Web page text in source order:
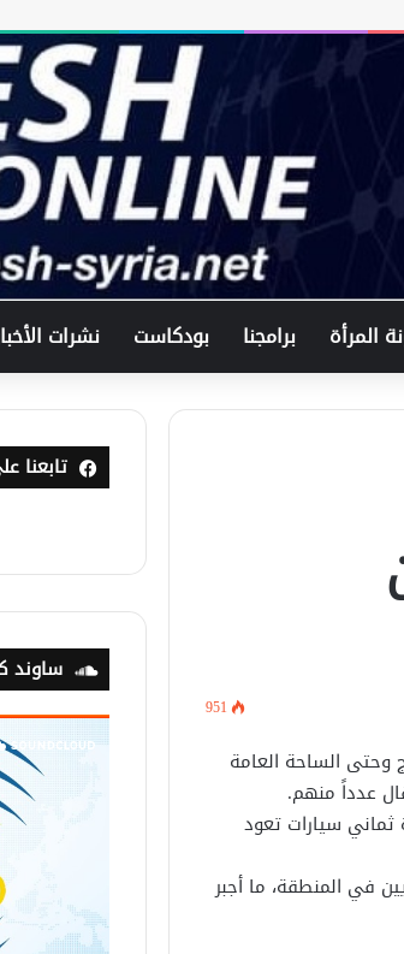
المرأة برامجنا بودكاست نشرات
951
وحتى الساحة العامة
عدداً منهم.
ثماني سيارات تعود
في المنطقة، ما أجبر
.. وزير الخارجيّة
مع نظيره الفرنسي آخر
يستقبل وفد من شركة
في القصر الرئاسي.
الثنائيّة .. الرئيس الشرع
تقديم الخدمات
تمنح الاعتماد القنصلي
في واشنطن.
درعا
يتحرك في جبل
تابعنا
ساوند